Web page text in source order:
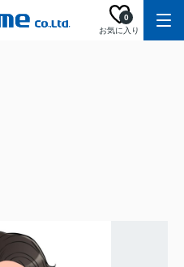
お気に入り
0